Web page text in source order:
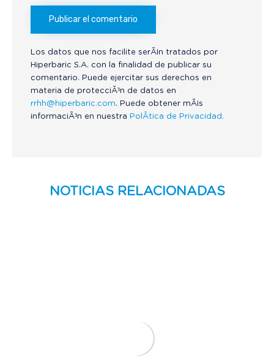
Los datos que nos facilite serÃ¡n tratados por
Hiperbaric S.A. con la finalidad de publicar su
comentario. Puede ejercitar sus derechos en
materia de protecciÃ³n de datos en
rrhh@hiperbaric.com. Puede obtener mÃ¡s
informaciÃ³n en nuestra PolÃ­tica de Privacidad.
NOTICIAS RELACIONADAS